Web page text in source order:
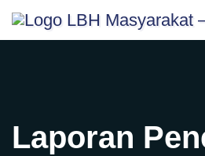
content
Skip
Laporan